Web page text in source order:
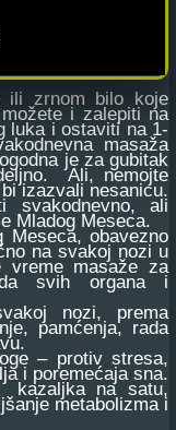
zrnom bilo koje
i zalepiti na
luka i ostaviti na 1-
masaža
je za gubitak
Ali, nemojte
izazvali nesanicu.
svakodnevno, ali
Mladog Meseca.
Meseca, obavezno
na svakoj nozi u
vreme masaže za
svih organa i
nozi, prema
pamćenja, rada
– protiv stresa,
i poremećaja sna.
kazaljka na satu,
metabolizma i